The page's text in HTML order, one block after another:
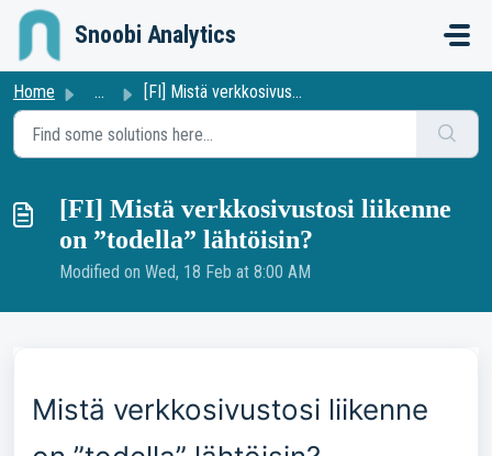
Skip to main content
Snoobi Analytics
Home ... [FI] Mistä verkkosivustosi liikenne on ”todella” lähtöisin?
[FI] Mistä verkkosivustosi liikenne
on ”todella” lähtöisin?
Modified on Wed, 18 Feb at 8:00 AM
Mistä verkkosivustosi liikenne